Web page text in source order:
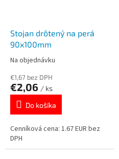
Stojan drôtený na perá
90x100mm
Na objednávku
€1,67 bez DPH
€2,06 / ks
Do košíka
Cenníková cena: 1.67 EUR bez
DPH